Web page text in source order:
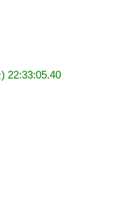
22:33:05.40